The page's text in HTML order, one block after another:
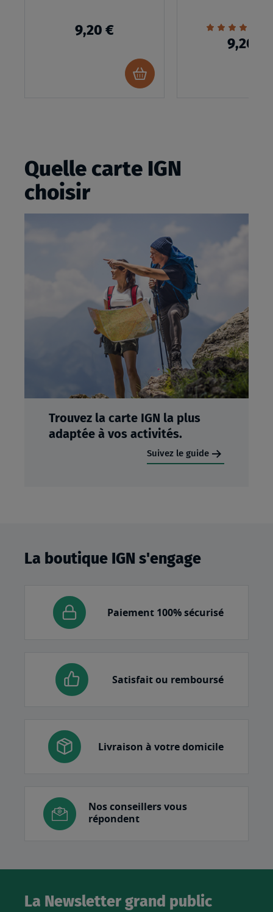
9,20 €
Ajouter
au
Évaluation:
9,20 €
Quelle carte IGN
choisir
Trouvez la carte IGN la plus
adaptée à vos activités.
Suivez le guide
La boutique IGN s'engage
Paiement 100% sécurisé
Satisfait ou remboursé
Livraison à votre domicile
Nos conseillers vous
répondent
La Newsletter grand public